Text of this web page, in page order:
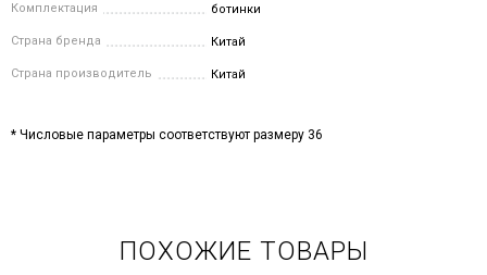
Комплектация ботинки
Страна бренда Китай
Страна производитель Китай
* Числовые параметры соответствуют размеру 36
ПОХОЖИЕ ТОВАРЫ